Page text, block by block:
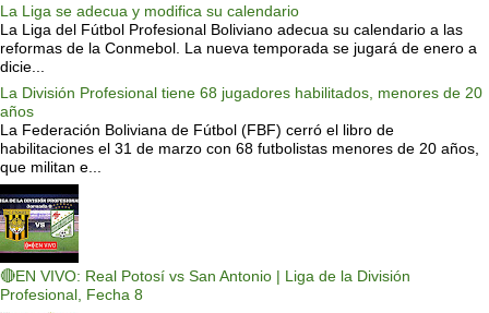
La Liga se adecua y modifica su calendario
La Liga del Fútbol Profesional Boliviano adecua su calendario a las
reformas de la Conmebol. La nueva temporada se jugará de enero a
dicie...
La División Profesional tiene 68 jugadores habilitados, menores de 20
años
La Federación Boliviana de Fútbol (FBF) cerró el libro de
habilitaciones el 31 de marzo con 68 futbolistas menores de 20 años,
que militan e...
🔴EN VIVO: Real Potosí vs San Antonio | Liga de la División
Profesional, Fecha 8